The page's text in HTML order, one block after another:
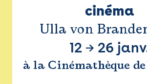
cinéma
Ulla von
12 → 26
à la Cinémathèque de